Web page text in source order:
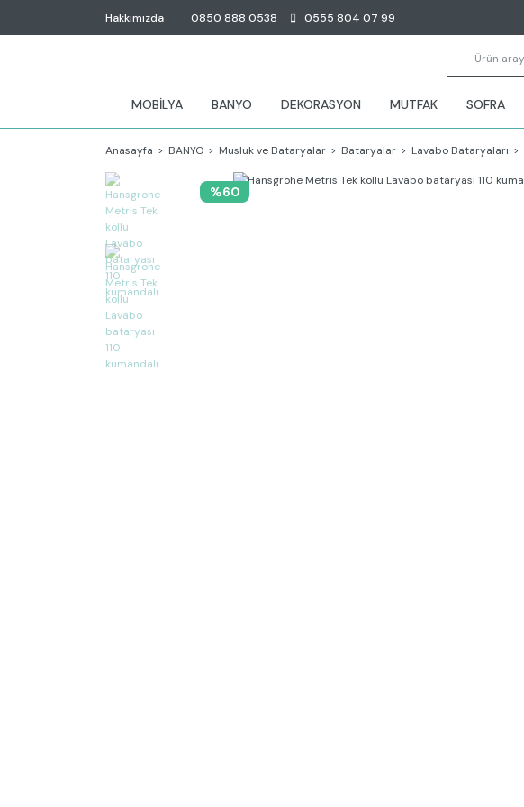
Hakkımızda 0850 888 0538 0555 804 07 99
MOBİLYA BANYO DEKORASYON MUTFAK SOFRA
Anasayfa BANYO Musluk ve Bataryalar Bataryalar Lavabo Bataryaları
%60